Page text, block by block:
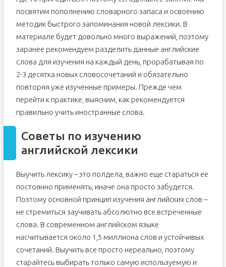
посвятим пополнению словарного запаса и освоению
методик быстрого запоминания новой лексики. В
материале будет довольно много выражений, поэтому
заранее рекомендуем разделить данные английские
слова для изучения на каждый день, прорабатывая по
2-3 десятка новых словосочетаний и обязательно
повторяя уже изученные примеры. Прежде чем
перейти к практике, выясним, как рекомендуется
правильно учить иностранные слова.
Советы по изучению
английской лексики
Выучить лексику – это полдела, важно еще стараться ее
постоянно применять, иначе она просто забудется.
Поэтому основной принцип изучения английских слов –
не стремиться заучивать абсолютно все встреченные
слова. В современном английском языке
насчитывается около 1,5 миллиона слов и устойчивых
сочетаний. Выучить все просто нереально, поэтому
старайтесь выбирать только самую используемую и